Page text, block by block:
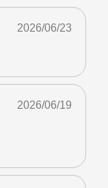
2026/06/23
2026/06/19